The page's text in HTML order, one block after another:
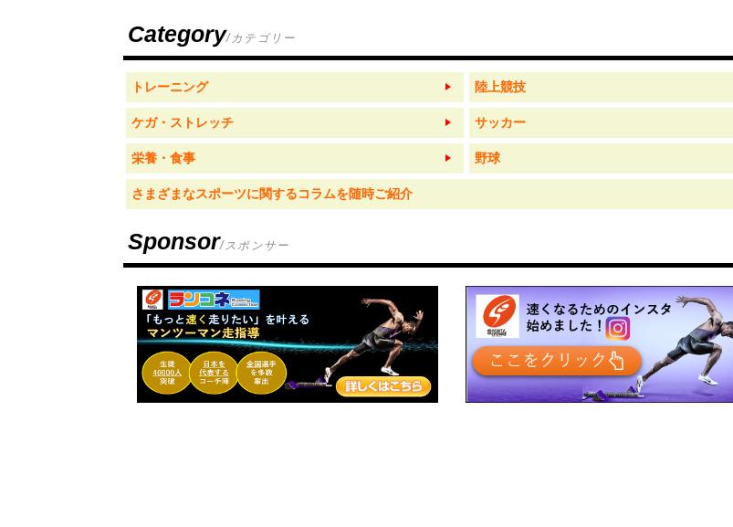
Category/カテゴリー
トレーニング 陸上競技
ケガ・ストレッチ サッカー
栄養・食事 野球
さまざまなスポーツに関するコラムを随時ご紹介
Sponsor/スポンサー